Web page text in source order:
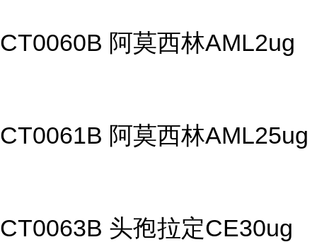
CT0060B 阿莫西林AML2ug
CT0061B 阿莫西林AML25ug
CT0063B 头孢拉定CE30ug